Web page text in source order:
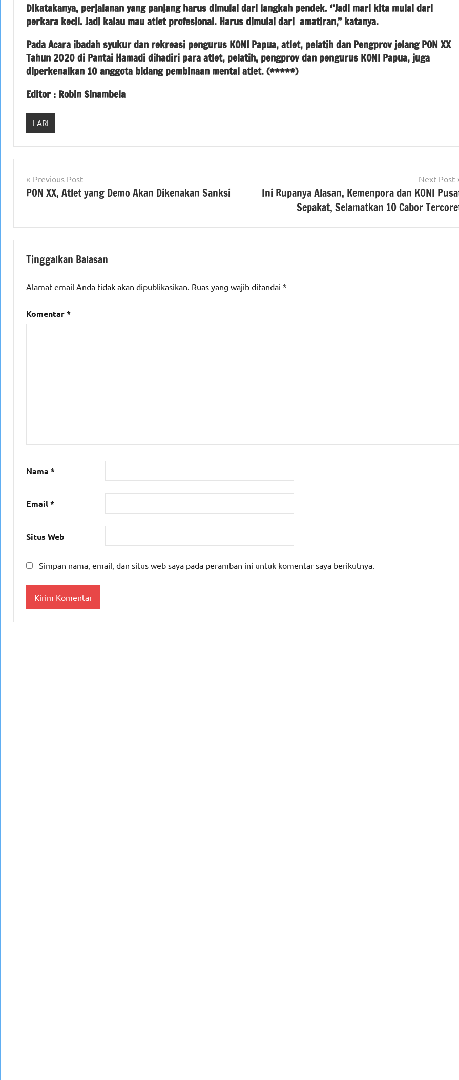
Dikatakanya, perjalanan yang panjang harus dimulai dari langkah pendek. ‘’Jadi mari kita mulai dari
perkara kecil. Jadi kalau mau atlet profesional. Harus dimulai dari amatiran,’’ katanya.
Pada Acara ibadah syukur dan rekreasi pengurus KONI Papua, atlet, pelatih dan Pengprov jelang PON XX
Tahun 2020 di Pantai Hamadi dihadiri para atlet, pelatih, pengprov dan pengurus KONI Papua, juga
diperkenalkan 10 anggota bidang pembinaan mental atlet. (*****)
Editor : Robin Sinambela
LARI
Navigasi
pos
Previous Post
PON XX, Atlet yang Demo Akan Dikenakan Sanksi
Next Post
Ini Rupanya Alasan, Kemenpora dan KONI
Sepakat, Selamatkan 10 Cabor
Tinggalkan Balasan
Alamat email Anda tidak akan dipublikasikan. Ruas yang wajib ditandai *
Komentar*
Nama *
Email*
Situs Web
Simpan nama, email, dan situs web saya pada peramban ini untuk komentar saya berikutnya.